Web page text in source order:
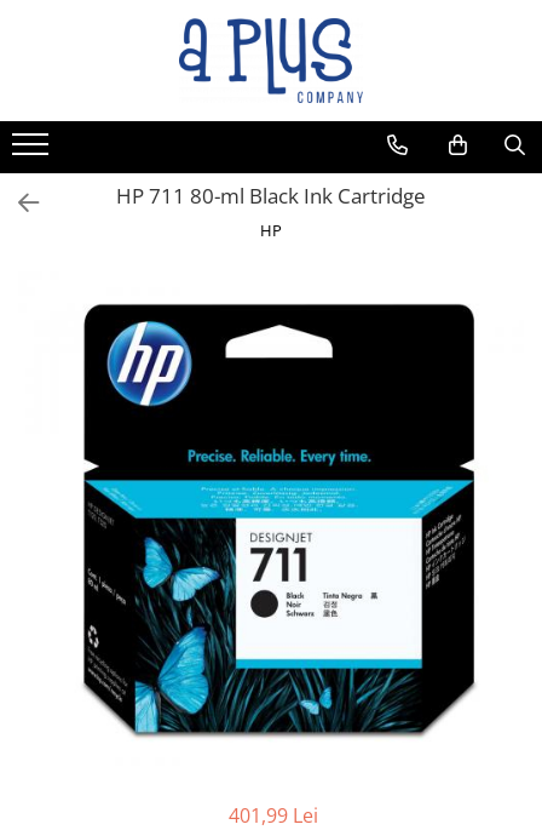
Benzi pentru etichete
Cartuse de cerneala
Cartuse tonerHP 711 80-ml Black Ink Cartridge
HP
401,99 Lei